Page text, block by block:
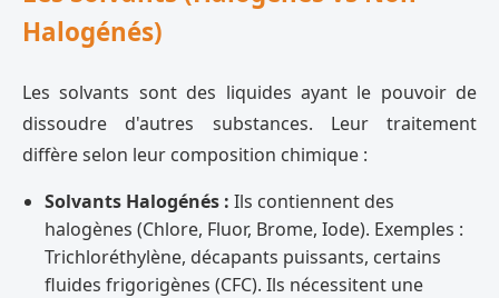
Halogénés)
Les solvants sont des liquides ayant le pouvoir de
dissoudre d'autres substances. Leur traitement
diffère selon leur composition chimique :
Solvants Halogénés : Ils contiennent des
halogènes (Chlore, Fluor, Brome, Iode). Exemples :
Trichloréthylène, décapants puissants, certains
fluides frigorigènes (CFC). Ils nécessitent une